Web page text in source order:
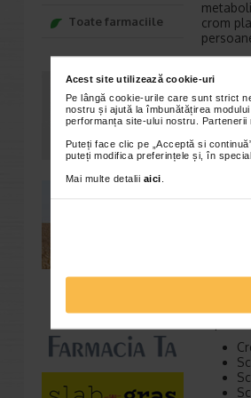
Acest site utilizează cookie-uri
Pe lângă cookie-urile care sunt strict
nostru și ajută la îmbunătățirea
performanța site-ului nostru.
Puteți face clic pe „Acceptă si
puteți modifica preferințele și, în
Mai multe detalii aici
crom
S-a
O
crom in
poate
Toate farmaciile